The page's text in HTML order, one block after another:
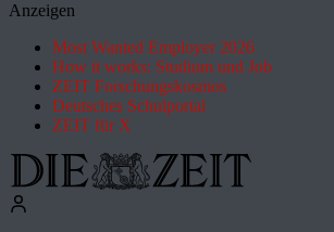
Anzeigen
Most Wanted Employer 2026
How it works: Studium und Job
ZEIT Forschungskosmos
Deutsches Schulportal
ZEIT für X